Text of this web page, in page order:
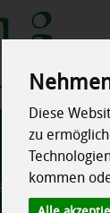
Diese
zu
kommen
Gemüse